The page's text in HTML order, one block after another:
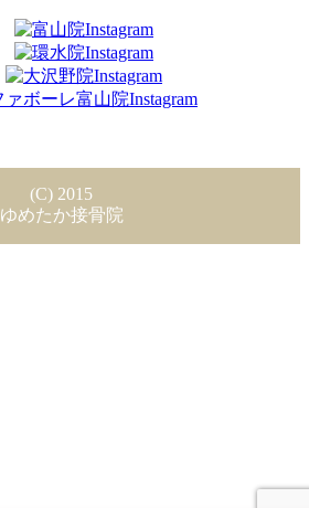
(C) 2015
ゆめたか接骨院